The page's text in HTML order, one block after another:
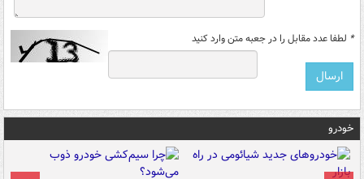
* لطفا عدد مقابل را در جعبه متن وارد کنید
خودرو